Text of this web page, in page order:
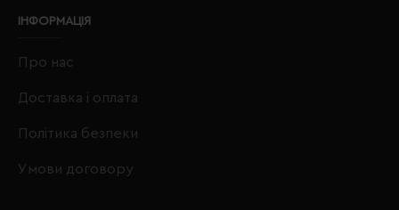
ІНФОРМАЦІЯ
Про нас
Доставка і оплата
Політика безпеки
Умови договору